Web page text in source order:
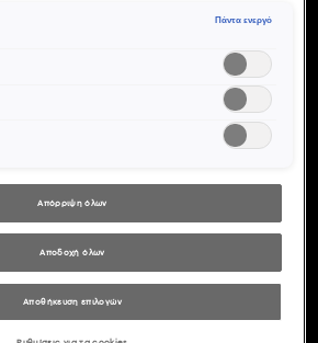
ΜΑΛΛΙΏΝ
ΑΜΜΩΝΊΑ
λάμψη του φυσικού σας
με τις επιλογές βαφών
στον ίδιο τόνο από τη
Προσφέρετε
Πάντα ενεργό
Απόρριψη όλων
Αποδοχή όλων
Αποθήκευση επιλογών